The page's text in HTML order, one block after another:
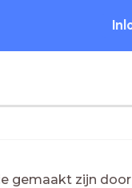
gemaakt zijn